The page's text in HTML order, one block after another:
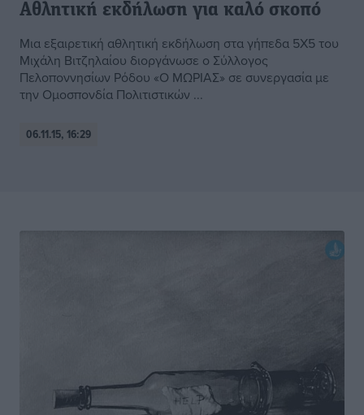
Αθλητική εκδήλωση για καλό σκοπό
Μια εξαιρετική αθλητική εκδήλωση στα γήπεδα 5Χ5 του
Μιχάλη Βιτζηλαίου διοργάνωσε ο Σύλλογος
Πελοποννησίων Ρόδου «Ο ΜΩΡΙΑΣ» σε συνεργασία με
την Ομοσπονδία Πολιτιστικών ...
06.11.15, 16:29